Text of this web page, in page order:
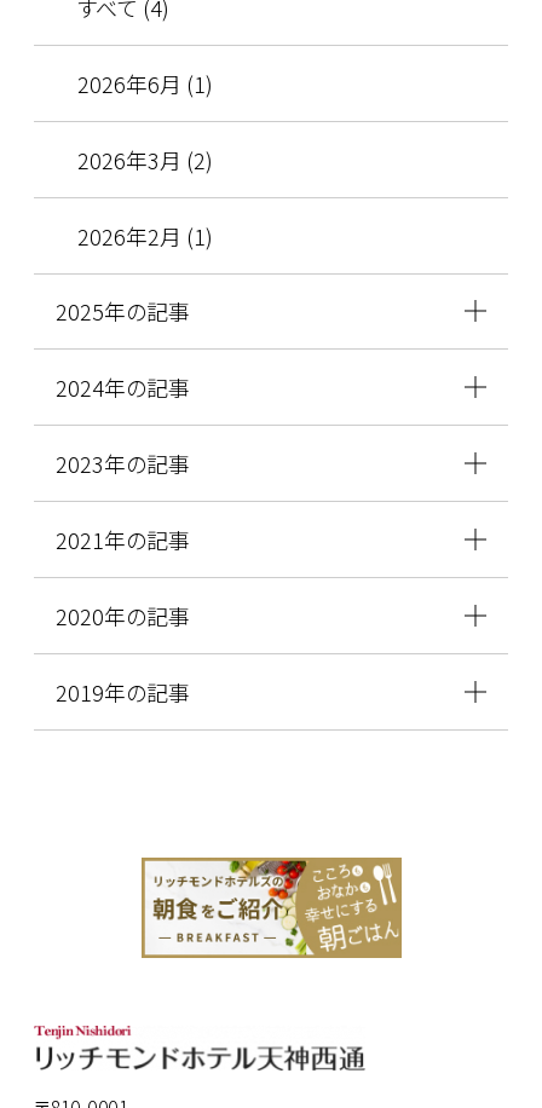
すべて (4)
2026年6月 (1)
2026年3月 (2)
2026年2月 (1)
2025年の記事
2024年の記事
2023年の記事
2021年の記事
2020年の記事
2019年の記事